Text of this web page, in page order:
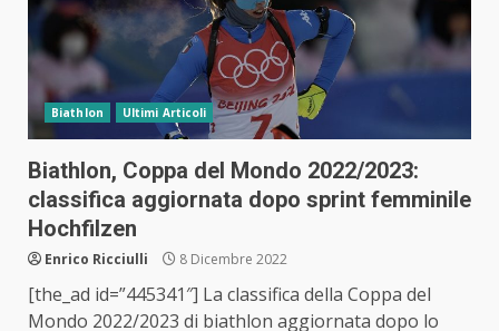
Biathlon Ultimi Articoli
Biathlon, Coppa del Mondo 2022/2023:
classifica aggiornata dopo sprint femminile
Hochfilzen
Enrico Ricciulli 8 Dicembre 2022
[the_ad id=”445341″] La classifica della Coppa del
Mondo 2022/2023 di biathlon aggiornata dopo lo